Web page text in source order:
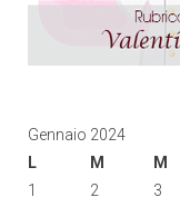
Gennaio 2024
L
M M
1
2 3